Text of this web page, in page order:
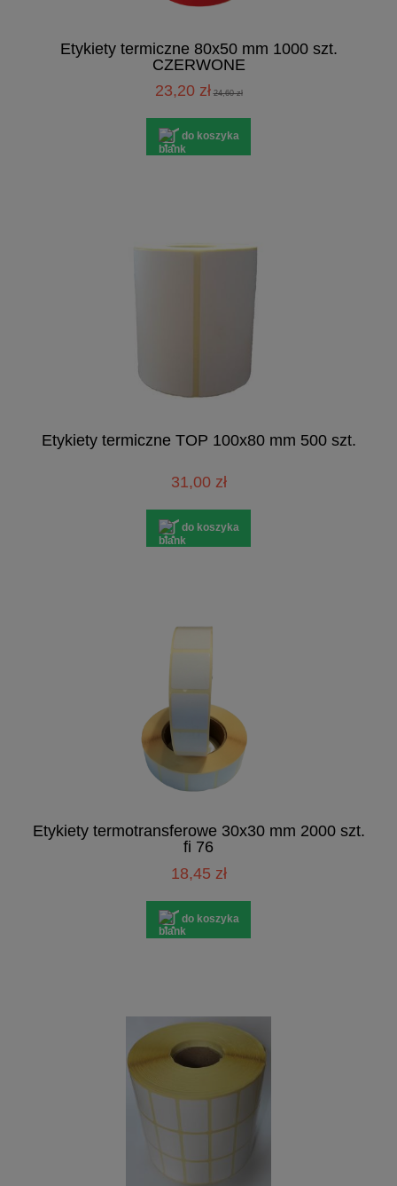
Etykiety termiczne 80x50 mm 1000 szt.
CZERWONE
23,20 zł 24,60 zł
do koszyka
Etykiety termiczne TOP 100x80 mm 500 szt.
31,00 zł
do koszyka
Etykiety termotransferowe 30x30 mm 2000 szt.
fi 76
18,45 zł
do koszyka